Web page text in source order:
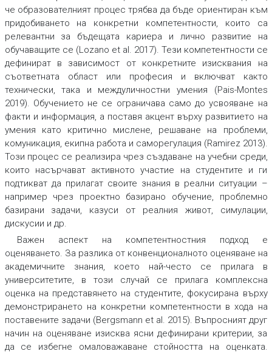
че образователният процес трябва да бъде ориентиран към
придобиването на конкретни компетентности, които са
релевантни за бъдещата кариера и лично развитие на
обучаващите се (Lozano et al. 2017). Тези компетентности се
дефинират в зависимост от конкретните изисквания на
съответната област или професия и включват както
технически, така и междуличностни умения (Pais-Montes
2019). Обучението не се ограничава само до усвояване на
факти и информация, а поставя акцент върху развитието на
умения като критично мислене, решаване на проблеми,
комуникация, екипна работа и саморегулация (Ramirez 2013).
Този процес се реализира чрез създаване на учебни среди,
които насърчават активното участие на студентите и ги
подтикват да прилагат своите знания в реални ситуации –
например чрез проектно базирано обучение, проблемно
базирани задачи, казуси от реалния живот, симулации,
дискусии и др.
Важен аспект на компетентностния подход е
оценяването. За разлика от конвенционалното оценяване на
академичните знания, което най-често се прилага в
университетите, в този случай се прилага комплексна
оценка на представянето на студентите, фокусирана върху
демонстрирането на конкретни компетентности в хода на
поставените задачи (Bergsmann et al. 2015). Въпросният друг
начин на оценяване изисква ясни дефинирани критерии, за
да се избегне омаловажаване стойността на оценката.